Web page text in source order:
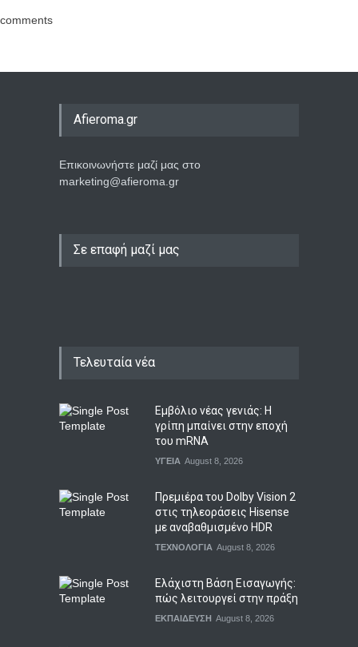
comments
Afieroma.gr
Επικοινωνήστε μαζί μας στο
marketing@afieroma.gr
Σε επαφή μαζί μας
Τελευταία νέα
Εμβόλιο νέας γενιάς: Η
γρίπη μπαίνει στην εποχή
του mRNA
ΥΓΕΙΑ August 8, 2026
Πρεμιέρα του Dolby Vision 2
στις τηλεοράσεις Hisense
με αναβαθμισμένο HDR
ΤΕΧΝΟΛΟΓΙΑ August 8, 2026
Ελάχιστη Βάση Εισαγωγής:
πώς λειτουργεί στην πράξη
ΕΚΠΑΙΔΕΥΣΗ August 8, 2026